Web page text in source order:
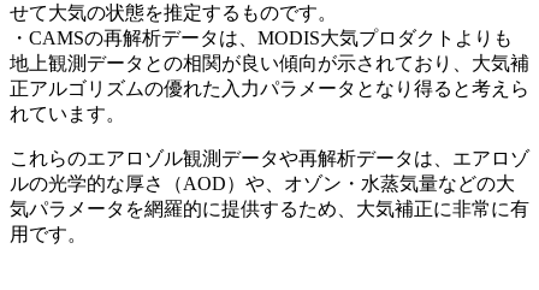
せて大気の状態を推定するものです。
・ CAMSの再解析データは、 MODIS大気プロダクトよりも
地上観測データとの相関が良い傾向が示されており、大気補
正アルゴリズムの優れた入力パラメータとなり得ると考えら
れています。
これらのエアロゾル観測データや再解析データは、エアロゾ
ルの光学的な厚さ（AOD）や、オゾン・水蒸気量などの大
気パラメータを網羅的に提供するため、大気補正に非常に有
用です。